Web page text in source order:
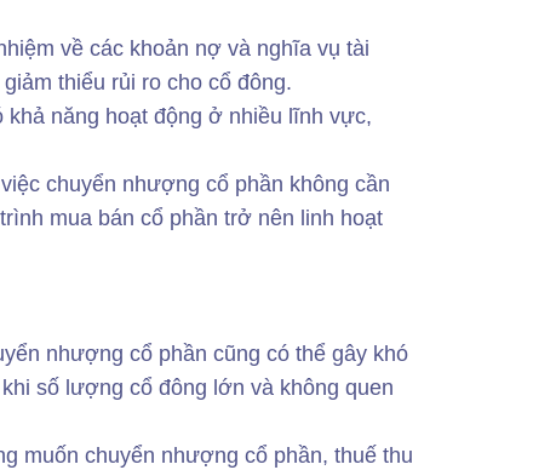
về các khoản nợ và nghĩa vụ tài
thiểu rủi ro cho cổ đông.
khả năng hoạt động ở nhiều lĩnh vực,
chuyển nhượng cổ phần không cần
mua bán cổ phần trở nên linh hoạt
nhượng cổ phần cũng có thể gây khó
số lượng cổ đông lớn và không quen
muốn chuyển nhượng cổ phần, thuế thu